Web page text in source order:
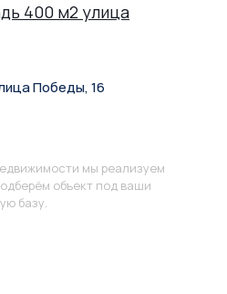
400 м2 улица
Победы, 16
мы реализуем
объект под ваши
базу.